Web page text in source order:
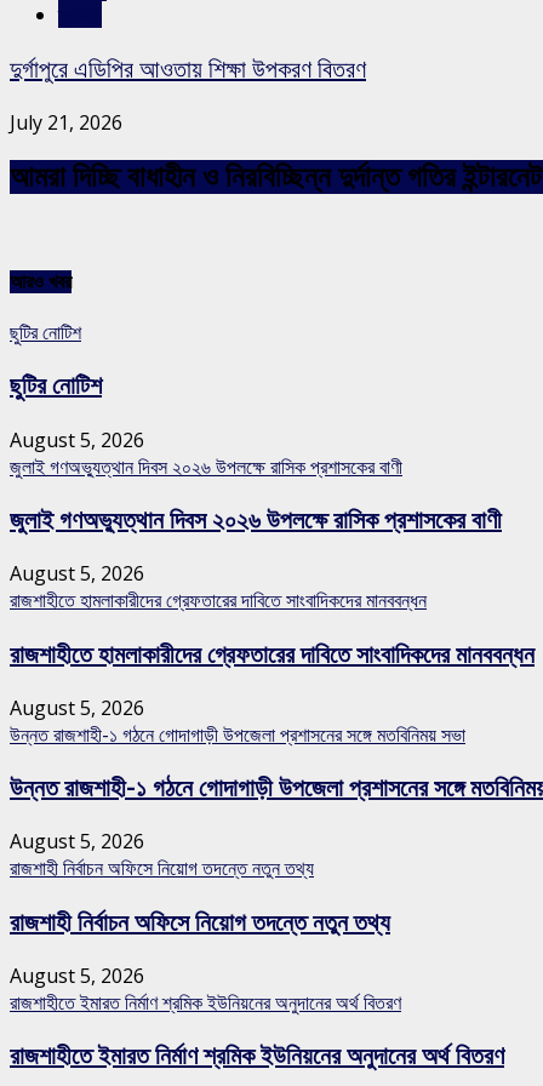
দুর্গাপুরে এডিপির আওতায় শিক্ষা উপকরণ বিতরণ
July 21, 2026
আমরা দিচ্ছি বাধাহীন ও নিরবিচ্ছিন্ন দুর্দান্ত গতির
আরও খবর
ছুটির নোটিশ
ছুটির নোটিশ
August 5, 2026
জুলাই গণঅভ্যুত্থান দিবস ২০২৬ উপলক্ষে রাসিক প্রশাসকের বাণী
জুলাই গণঅভ্যুত্থান দিবস ২০২৬ উপলক্ষে রাসিক প্রশাসকের বাণী
August 5, 2026
রাজশাহীতে হামলাকারীদের গ্রেফতারের দাবিতে সাংবাদিকদের মানববন্ধন
রাজশাহীতে হামলাকারীদের গ্রেফতারের দাবিতে সাংবাদিকদের মানববন্ধন
August 5, 2026
উন্নত রাজশাহী-১ গঠনে গোদাগাড়ী উপজেলা প্রশাসনের সঙ্গে মতবিনিময় সভা
উন্নত রাজশাহী-১ গঠনে গোদাগাড়ী উপজেলা প্রশাসনের সঙ্গে
August 5, 2026
রাজশাহী নির্বাচন অফিসে নিয়োগ তদন্তে নতুন তথ্য
রাজশাহী নির্বাচন অফিসে নিয়োগ তদন্তে নতুন তথ্য
August 5, 2026
রাজশাহীতে ইমারত নির্মাণ শ্রমিক ইউনিয়নের অনুদানের অর্থ বিতরণ
রাজশাহীতে ইমারত নির্মাণ শ্রমিক ইউনিয়নের অনুদানের অর্থ বিতরণ